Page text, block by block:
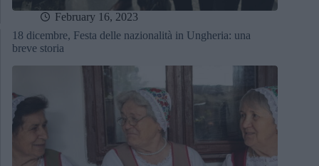
February 16, 2023
18 dicembre, Festa delle nazionalità in Ungheria: una
breve storia